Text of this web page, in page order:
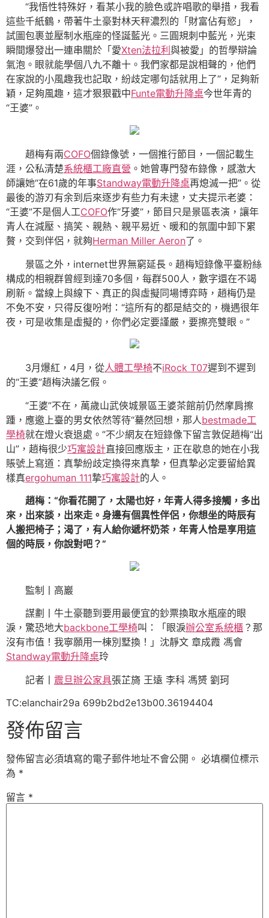
“我悟性特殊好，看某小我的臉色或許唱歌的舉措，我看
這些千紙鶴，帶著牛土豪對林天秤濃烈的「財富佔有慾」，
試圖包裹並壓制水瓶座的怪誕藍光。三圓規刺中藍光，光束
瞬間爆發出一連串關於「愛Xten法拉利 與被愛」的哲學辯論
氣泡。眼就能學個八九不離十。我們家都是說相聲的，他們
在家說的小風趣我也記取，紛歧定哪句話就用上了”，足夠新
穎，足夠風趣，這才狠狠戳中Funte電動升降桌今世年青的
“王婆”。
趙梅有兩COFO個錄像號，一個推行節目，一個記載生
涯，公私清楚系統櫃工廠直營 。她曾專門發布錄像，感激大
師讓她“在61歲的年事Standway電動升降桌再熄滅一把”。從
最後的游刃有余到后來逐步有些力有未逮，丈夫提示老婆：
“王婆”不是個人工COFO作“牙婆”，節目只是景區表演，讓年
青人在減壓、搞笑、親熱、親平易近、暖和的氛圍中卸下累
贅，交到伴侶，就夠Herman Miller Aeron了。
景區之外，internet世界無窮延長。趙梅短錄像平臺粉絲
構成的相親群曾經到達70多個，每群500人，數字還在不竭
刷新。當線上與線下、真正的與虛擬同場博弈時，趙梅仍是
不免不安，只得反復吩咐：“這所有的都是結交的，機遇很年
夜，可是收集是虛擬的，你們必定要謹嚴，要擦亮雙眼。”
3月爆紅，4月，從人體工學椅不iRock T07遲到不遲到
的“王婆”趙梅決議乞假。
“王婆”不在，萬歲山武俠城景區王婆茶館前仍然摩肩擦
踵，應邀上臺的男女依然等待“驀然回想，那人bestmade工
學椅就在燈火衰退處。”不少網友在短錄像下留言敦促趙梅“出
山”，趙梅很少巧寓設計直接回應版主，正在歇息的她在小我
賬號上寫道：真摯紛歧定換得來真摯，但真摯必定要留給異
樣真ergohuman 111摯巧寓設計的人。
趙梅：“你看花開了，太陽也好，年青人得多接觸，多出
來，出來談，出來走。身邊有個異性伴侶，你想坐的時辰有
人搬把椅子；渴了，有人給你遞杯奶茶，年青人恰是享用這
個的時辰，你說對吧？”
監制丨高巖
謀劃丨牛土豪聽到要用最便宜的鈔票換取水瓶座的眼
淚，驚恐地大backbone工學椅叫：「眼淚辦公室系統櫃 ？那
沒有市值！我寧願用一棟別墅換！」沈靜文 章成霞 馮會
Standway電動升降桌玲
記者丨 震旦辦公家具張芷旖 王遠 李科 馮赟 劉珂
TC:elanchair29a 699b2bd2e13b00.36194404
發佈留言
發佈留言必須填寫的電子郵件地址不會公開。 必填欄位標示
為 *
留言 *